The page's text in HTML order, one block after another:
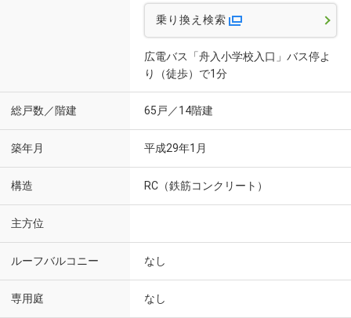
乗り換え検索
広電バス「舟入小学校入口」バス停よ
り（徒歩）で1分
総戸数／階建 65戸／14階建
築年月 平成29年1月
構造 RC（鉄筋コンクリート）
主方位
ルーフバルコニー なし
専用庭 なし